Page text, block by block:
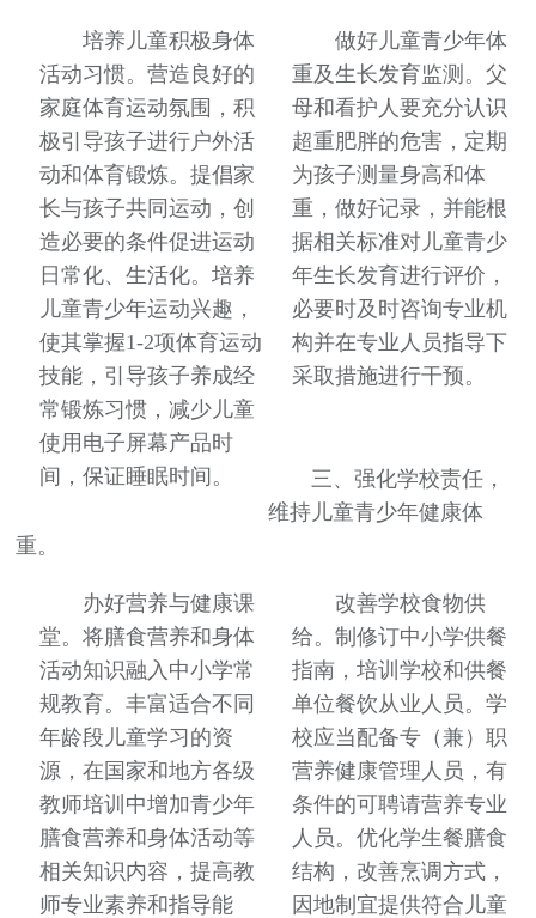
培养儿童积极身体
活动习惯。营造良好的
家庭体育运动氛围，积
极引导孩子进行户外活
动和体育锻炼。提倡家
长与孩子共同运动，创
造必要的条件促进运动
日常化、生活化。培养
儿童青少年运动兴趣，
使其掌握1-2项体育运动
技能，引导孩子养成经
常锻炼习惯，减少儿童
使用电子屏幕产品时
间，保证睡眠时间。
做好儿童青少年体
重及生长发育监测。父
母和看护人要充分认识
超重肥胖的危害，定期
为孩子测量身高和体
重，做好记录，并能根
据相关标准对儿童青少
年生长发育进行评价，
必要时及时咨询专业机
构并在专业人员指导下
采取措施进行干预。
三、强化学校责任，
维持儿童青少年健康体
重。
办好营养与健康课
堂。将膳食营养和身体
活动知识融入中小学常
规教育。丰富适合不同
年龄段儿童学习的资
源，在国家和地方各级
教师培训中增加青少年
膳食营养和身体活动等
相关知识内容，提高教
师专业素养和指导能
改善学校食物供
给。制修订中小学供餐
指南，培训学校和供餐
单位餐饮从业人员。学
校应当配备专（兼）职
营养健康管理人员，有
条件的可聘请营养专业
人员。优化学生餐膳食
结构，改善烹调方式，
因地制宜提供符合儿童